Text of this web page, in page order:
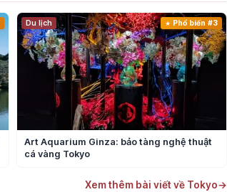
Du lịch Phổ biến #3
Art Aquarium Ginza: bảo tàng nghệ thuật
cá vàng Tokyo
Xem thêm bài viết về Tokyo→